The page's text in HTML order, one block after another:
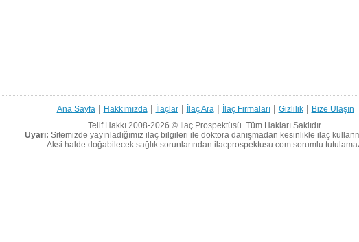
Ana Sayfa | Hakkımızda | İlaçlar| İlaç Ara | İlaç Firmaları| Gizlilik| Bize Ulaşın
Telif Hakkı 2008-2026 ©
İlaç Prospektüsü. Tüm Hakları Saklıdır.
Uyarı: Sitemizde yayınladığımız ilaç bilgileri ile doktora danışmadan kesinlikle ilaç
Aksi halde doğabilecek sağlık sorunlarından ilacprospektusu.com sorumlu